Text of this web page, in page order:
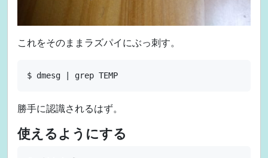
これをそのままラズパイにぶっ刺す。
勝手に認識されるはず。
使えるようにする